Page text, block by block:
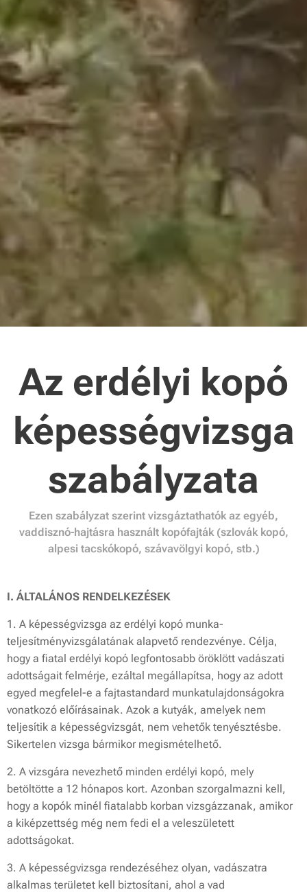
Az erdélyi kopó
képességvizsga
szabályzata
Ezen szabályzat szerint vizsgáztathatók az egyéb,
vaddisznó-hajtásra használt kopófajták (szlovák kopó,
alpesi tacskókopó, szávavölgyi kopó, stb.)
I. ÁLTALÁNOS RENDELKEZÉSEK
1. A képességvizsga az erdélyi kopó munka-
teljesítményvizsgálatának alapvető rendezvénye. Célja,
hogy a fiatal erdélyi kopó legfontosabb öröklött vadászati
adottságait felmérje, ezáltal megállapítsa, hogy az adott
egyed megfelel-e a fajtastandard munkatulajdonságokra
vonatkozó előírásainak. Azok a kutyák, amelyek nem
teljesítik a képességvizsgát, nem vehetők tenyésztésbe.
Sikertelen vizsga bármikor megismételhető.
2. A vizsgára nevezhető minden erdélyi kopó, mely
betöltötte a 12 hónapos kort. Azonban szorgalmazni kell,
hogy a kopók minél fiatalabb korban vizsgázzanak, amikor
a kiképzettség még nem fedi el a veleszületett
adottságokat.
3. A képességvizsga rendezéséhez olyan, vadászatra
alkalmas területet kell biztosítani, ahol a vad